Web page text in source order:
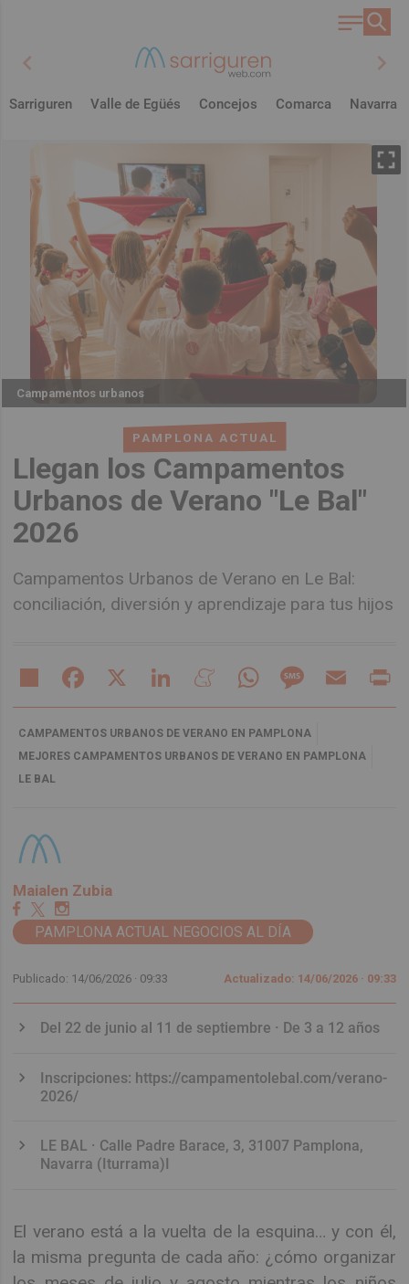
chevron_left chevron_right
Sarriguren Valle de Egüés Concejos Comarca Navarra
PAMPLONA ACTUAL
Llegan los Campamentos
Urbanos de Verano "Le Bal"
2026
Campamentos Urbanos de Verano en Le Bal:
conciliación, diversión y aprendizaje para tus hijos
Campamentos urbanos
Share Facebook LinkedIn MeneameWhatsAppMessageEmail
CAMPAMENTOS URBANOS DE VERANO EN PAMPLONA
MEJORES CAMPAMENTOS URBANOS DE VERANO EN PAMPLONA
LE BAL
Maialen Zubia
PAMPLONA ACTUAL NEGOCIOS AL DÍA
Publicado: 14/06/2026 · 09:33 Actualizado: 14/06/2026 · 09:33
Del 22 de junio al 11 de septiembre · De 3 a 12 años
Inscripciones: https://campamentolebal.com/verano-
2026/
LE BAL · Calle Padre Barace, 3, 31007 Pamplona,
Navarra (Iturrama)I
El verano está a la vuelta de la esquina… y con él,
la misma pregunta de cada año: ¿cómo organizar